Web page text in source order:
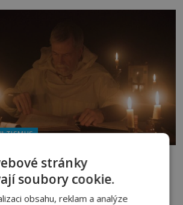
magická kniha:
kabalistická
stránky
soubory cookie.
obsahu, reklam a analýze